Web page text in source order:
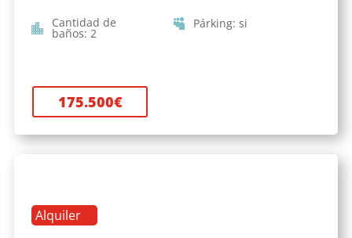
Cantidad de
baños: 2
Párking: si
175.500€
Alquiler